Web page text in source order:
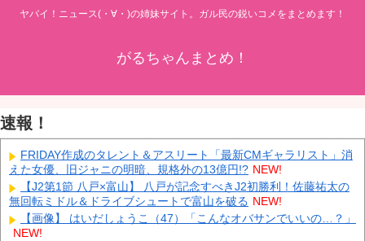
ヤバイ！ニュース(・∀・)の姉妹サイト。ガル民の鋭いコメをまとめます！
がるちゃんまとめ！
速報！
FRIDAY作成のタレント＆アスリート「最新CMギャラリスト」消
えた女優、旧ジャニの明暗、規格外の13億円!? NEW!
【J2第1節 八戸×富山】 八戸が記念すべきJ2初勝利！佐藤祐太の
無回転ミドル＆ドライブシュートで富山を破る NEW!
【画像】 はいだしょうこ（47）「こんなオバサンでいいの…？」
NEW!